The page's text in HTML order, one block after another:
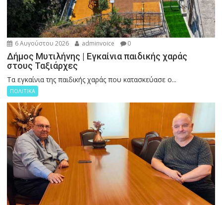
6 Αυγούστου 2026 adminvoice 0
Δήμος Μυτιλήνης | Εγκαίνια παιδικής χαράς
στους Ταξιάρχες
Tα εγκαίνια της παιδικής χαράς που κατασκεύασε ο...
ΠΟΛΙΤΙΚΑ